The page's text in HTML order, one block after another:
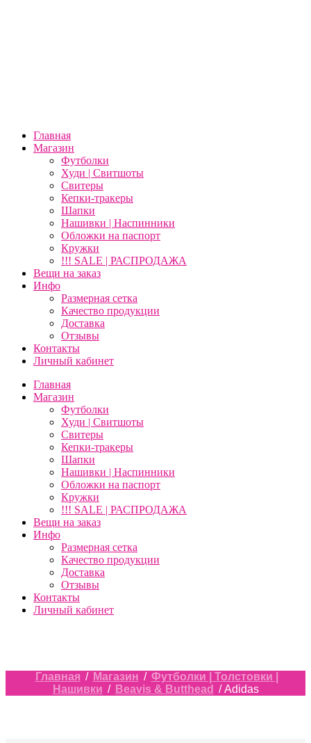
Главная
Магазин
Футболки
Худи | Свитшоты
Свитеры
Кепки-тракеры
Шапки
Нашивки | Наспинники
Обложки на паспорт
Кружки
!!! SALE | РАСПРОДАЖА
Вещи на заказ
Инфо
Размерная сетка
Качество продукции
Доставка
Отзывы
Контакты
Личный кабинет
Главная
Магазин
Футболки
Худи | Свитшоты
Свитеры
Кепки-тракеры
Шапки
Нашивки | Наспинники
Обложки на паспорт
Кружки
!!! SALE | РАСПРОДАЖА
Вещи на заказ
Инфо
Размерная сетка
Качество продукции
Доставка
Отзывы
Контакты
Личный кабинет
Главная / Магазин / Футболки | Толстовки |
Нашивки / Beavis & Butthead / Adidas